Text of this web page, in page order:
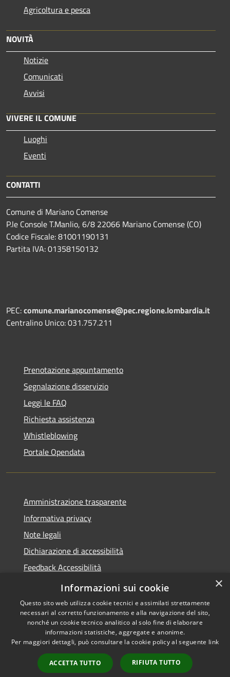
Agricoltura e pesca
NOVITÀ
Notizie
Comunicati
Avvisi
VIVERE IL COMUNE
Luoghi
Eventi
CONTATTI
Comune di Mariano Comense
P.le Console T.Manlio, 6/8 22066 Mariano Comense (CO)
Codice Fiscale: 81001190131
Partita IVA: 01358150132
PEC:comune.marianocomense@pec.regione.lombardia.it
Centralino Unico: 031.757.211
Prenotazione appuntamento
Segnalazione disservizio
Leggi le FAQ
Richiesta assistenza
Whistleblowing
Portale Opendata
Amministrazione trasparente
Informativa privacy
Note legali
Dichiarazione di accessibilità
Feedback Accessibilità
Fatturare al comune
Accessibilità
Le foto nelle pagine sono
concesse dagli autori
presenti supixabay.com
efreepik.com
×
Informazioni sui cookie
Questo sito web utilizza cookie tecnici e assimilati strettamente
necessari al corretto funzionamento e alla navigazione del sito,
nonché un cookie tecnico analitico al solo fine di elaborare
informazioni statistiche, aggregate e anonime.
Per maggiori dettagli, può consultare la cookie policy al seguente link
ACCETTA TUTTO RIFIUTA TUTTO